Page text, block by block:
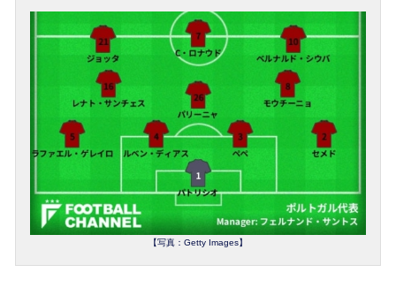
【写真：Getty Images】